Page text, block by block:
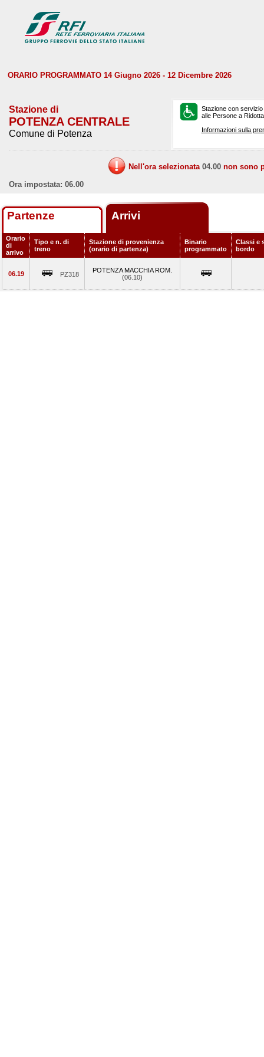
ORARIO PROGRAMMATO 14 Giugno 2026 - 12 Dicembre 2026
Stazione di
POTENZA CENTRALE
Comune di Potenza
Stazione con
alle Persone a
Informazioni sulla
Nell'ora selezionata 04.00 non sono
Ora impostata: 06.00
Partenze Arrivi
Orario
di
arrivo
Tipo e n. di
treno
Stazione di provenienza
(orario di partenza)
Binario
programmato
Classi e
bordo
06.19 PZ318
POTENZA MACCHIA ROM.
(06.10)